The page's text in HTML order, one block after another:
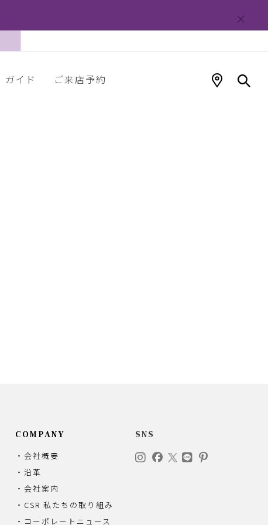
ガイド ご来店予約
COMPANY
・会社概要
・沿革
・会社案内
・CSR 私たちの取り組み
・コーポレートニュース
SNS